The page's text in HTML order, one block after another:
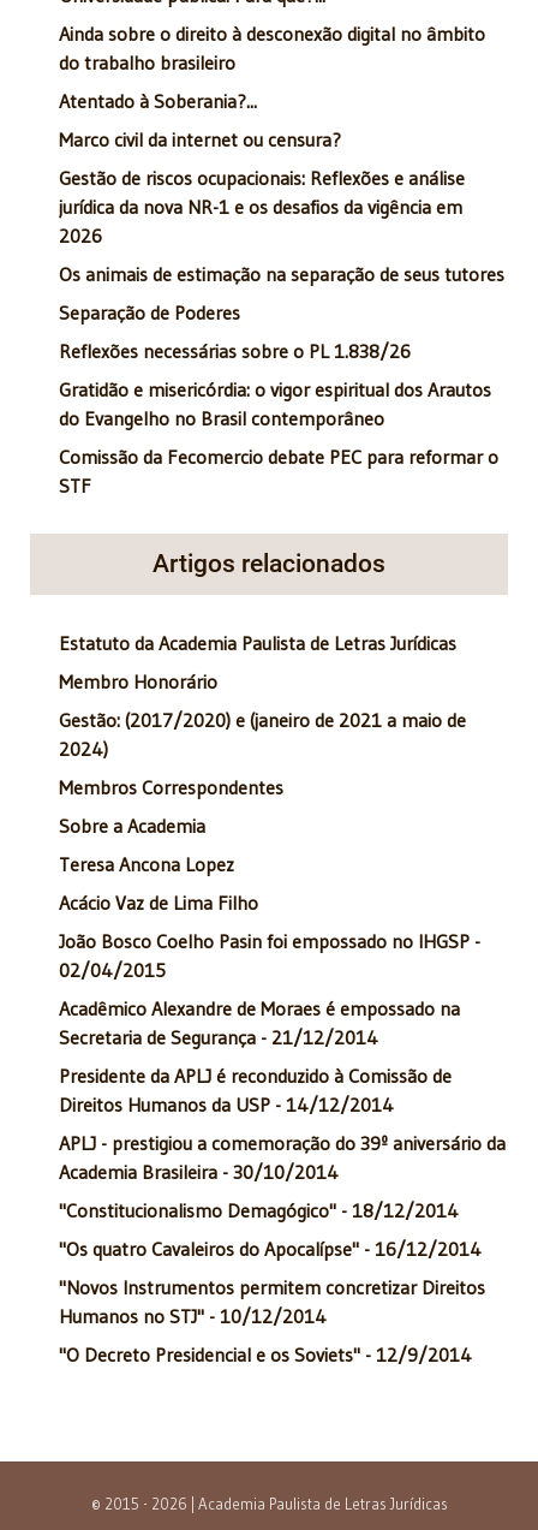
Ainda sobre o direito à desconexão digital no âmbito
do trabalho brasileiro
Atentado à Soberania?...
Marco civil da internet ou censura?
Gestão de riscos ocupacionais: Reflexões e análise
jurídica da nova NR-1 e os desafios da vigência em
2026
Os animais de estimação na separação de seus tutores
Separação de Poderes
Reflexões necessárias sobre o PL 1.838/26
Gratidão e misericórdia: o vigor espiritual dos Arautos
do Evangelho no Brasil contemporâneo
Comissão da Fecomercio debate PEC para reformar o
STF
Artigos relacionados
Estatuto da Academia Paulista de Letras Jurídicas
Membro Honorário
Gestão: (2017/2020) e (janeiro de 2021 a maio de
2024)
Membros Correspondentes
Sobre a Academia
Teresa Ancona Lopez
Acácio Vaz de Lima Filho
João Bosco Coelho Pasin foi empossado no IHGSP -
02/04/2015
Acadêmico Alexandre de Moraes é empossado na
Secretaria de Segurança - 21/12/2014
Presidente da APLJ é reconduzido à Comissão de
Direitos Humanos da USP - 14/12/2014
APLJ - prestigiou a comemoração do 39º aniversário da
Academia Brasileira - 30/10/2014
"Constitucionalismo Demagógico" - 18/12/2014
"Os quatro Cavaleiros do Apocalípse" - 16/12/2014
"Novos Instrumentos permitem concretizar Direitos
Humanos no STJ" - 10/12/2014
"O Decreto Presidencial e os Soviets" - 12/9/2014
© 2015 - 2026 | Academia Paulista de Letras Jurídicas